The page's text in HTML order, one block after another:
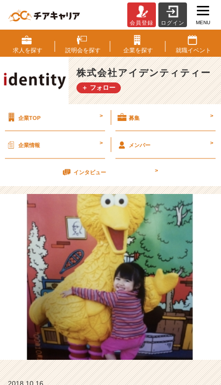
イ
デ
ン
テ
ィ
テ
め
由
松
【株
式
会
社
ア
デ
ン
テ
ィ
テ
ー
の
タ
イ
ム
会員登録 ログイン MENU
求人を探す 説明会を探す 企業を探す 就職イベント
株式会社アイデンティティー
＋ フォロー
企業TOP > 募集 >
企業情報 > メンバー >
インタビュー >